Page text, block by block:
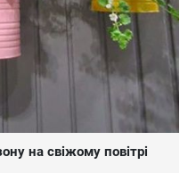
на свіжому повітрі